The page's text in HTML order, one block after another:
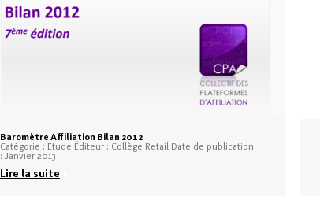
Baromètre Affiliation Bilan 2012
Catégorie : Etude Éditeur : Collège Retail Date de publication
: Janvier 2013
Lire la suite